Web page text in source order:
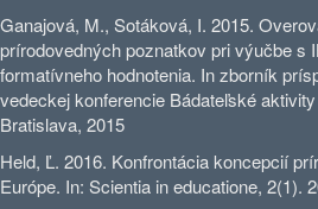
Ganajová, M., Sotáková, I. 2015.
prírodovedných poznatkov pri výučbe s
formatívneho hodnotenia. In zborník
vedeckej konferencie Bádateľské
Bratislava, 2015
Held, Ľ. 2016. Konfrontácia koncepcií
Európe. In: Scientia in educatione, 2(1).